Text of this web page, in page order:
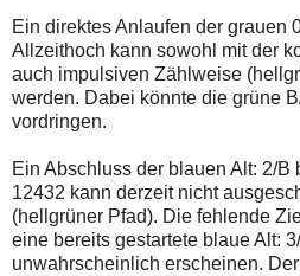
Ein direktes Anlaufen der grauen
Allzeithoch kann sowohl mit der
auch impulsiven Zählweise
werden. Dabei könnte die grüne
vordringen.
Ein Abschluss der blauen Alt: 2/B
12432 kann derzeit nicht
(hellgrüner Pfad). Die fehlende
eine bereits gestartete blaue Alt:
unwahrscheinlich erscheinen.